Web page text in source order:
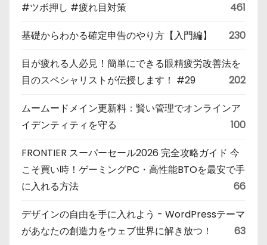
#ツボ押し #疲れ目対策
461
基礎からわかる確定申告のやり方【入門編】 230
目が疲れる人必見！簡単にできる眼精疲労改善法を
目のスペシャリストが伝授します！ #29
202
ムームードメイン更新料：賢い管理でオンラインア
イデンティティを守る
100
FRONTIER スーパーセール2026 完全攻略ガイド 今
こそ買い時！ゲーミングPC・高性能BTOを最安で手
に入れる方法
66
デザインの自由を手に入れよう - WordPressテーマ
があなたの創造力をウェブ世界に解き放つ！
63